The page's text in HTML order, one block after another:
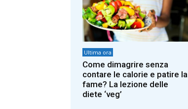
Ultima ora
Come dimagrire senza
contare le calorie e patire la
fame? La lezione delle
diete ‘veg’